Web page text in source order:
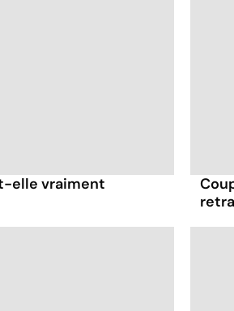
elle vraiment